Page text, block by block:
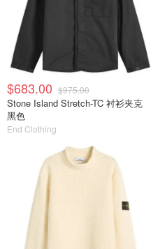
$683.00 $975.00
Stone Island Stretch-TC 衬衫夹克
黑色
End Clothing